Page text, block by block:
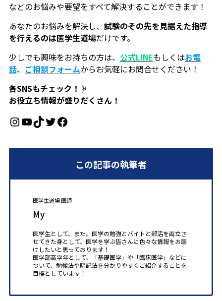
などのお悩みや要望をすべて解決することができます！
あなたのお悩みを解決し、 試験のその先を見据えた指導
を行えるのは医学生道場だけです。
少しでも興味をお持ちの方は、 公式LINEもしくはお電
話、 ご相談フォームからお気軽にお問合せください！
各SNSもチェック！☟
お役立ち情報が盛りだくさん！
InstagramYouTube TikTok Twitter Facebook
この記事の執筆者
医学生道場 医師
My
医学生として、また、医学の勉強とバイトと部活を両立さ
せてきた身として、医学を学ぶ皆さんに色々な情報をお届
けしたいと思っております！
医学部高学年として、「基礎医学」や「臨床医学」などに
ついて、勉強法や暗記法を分かりやすくご紹介することを
目標としています！